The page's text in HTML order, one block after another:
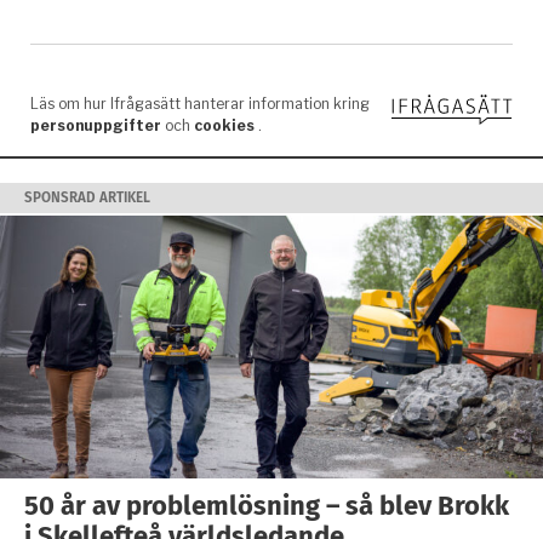
SPONSRAD ARTIKEL
50 år av problemlösning – så blev Brokk